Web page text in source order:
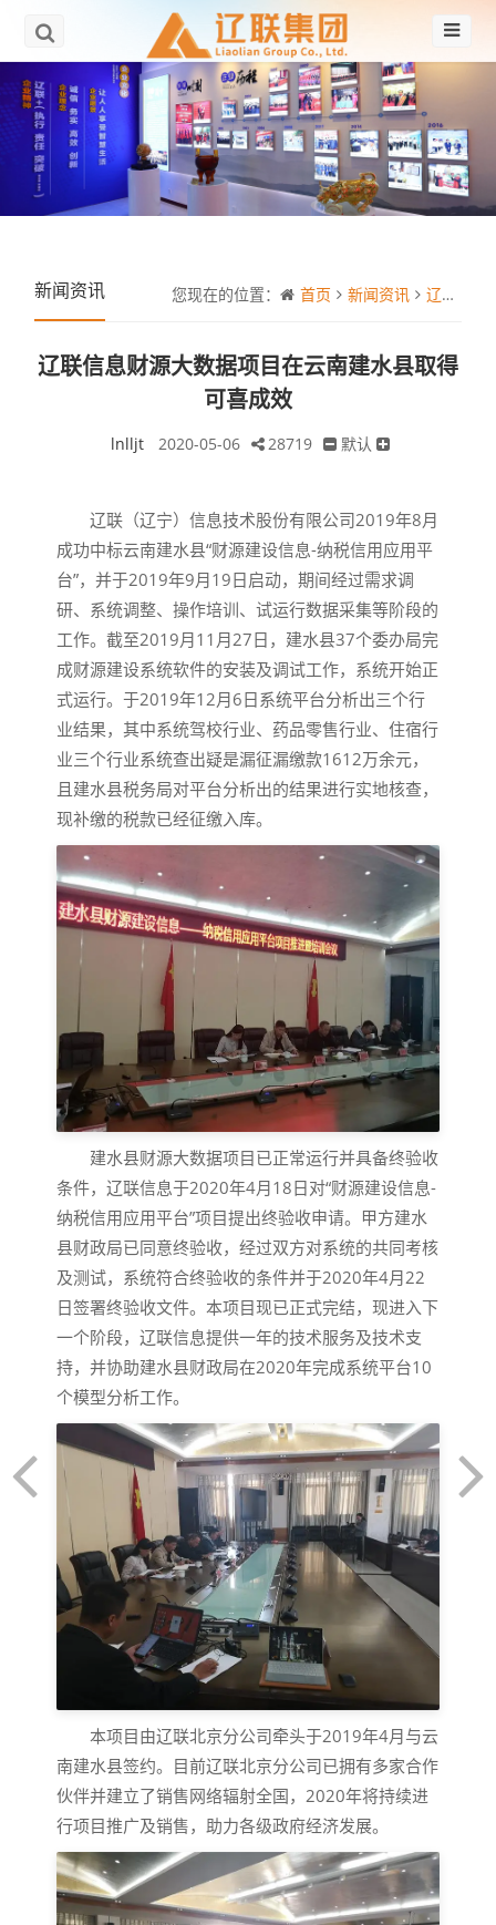
您现在的位置： 首页 新闻资讯 辽联信息财源大数据项目在云南建水县取得可喜成效
新闻资讯
辽联信息财源大数据项目在云南建水县取得
可喜成效
lnlljt 2020-05-06 28719 默认
辽联（辽宁）信息技术股份有限公司2019年8月
成功中标云南建水县“财源建设信息-纳税信用应用平
台”，并于2019年9月19日启动，期间经过需求调
研、系统调整、操作培训、试运行数据采集等阶段的
工作。截至2019月11月27日，建水县37个委办局完
成财源建设系统软件的安装及调试工作，系统开始正
式运行。于2019年12月6日系统平台分析出三个行
业结果，其中系统驾校行业、药品零售行业、住宿行
业三个行业系统查出疑是漏征漏缴款1612万余元，
且建水县税务局对平台分析出的结果进行实地核查，
现补缴的税款已经征缴入库。
建水县财源大数据项目已正常运行并具备终验收
条件，辽联信息于2020年4月18日对“财源建设信息-
纳税信用应用平台”项目提出终验收申请。甲方建水
县财政局已同意终验收，经过双方对系统的共同考核
及测试，系统符合终验收的条件并于2020年4月22
日签署终验收文件。本项目现已正式完结，现进入下
一个阶段，辽联信息提供一年的技术服务及技术支
持，并协助建水县财政局在2020年完成系统平台10
个模型分析工作。
本项目由辽联北京分公司牵头于2019年4月与云
南建水县签约。目前辽联北京分公司已拥有多家合作
伙伴并建立了销售网络辐射全国，2020年将持续进
行项目推广及销售，助力各级政府经济发展。